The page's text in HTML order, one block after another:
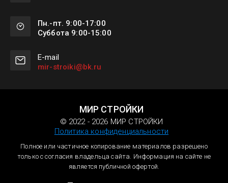
Пн.-пт. 9:00-17:00
Суббота 9:00-15:00
Е-mail
mir-stroiki@bk.ru
МИР СТРОЙКИ
© 2022 - 2026 МИР СТРОЙКИ
Политика конфиденциальности
Полное или частичное копирование материалов разрешено
только с согласия владельца сайта. Информация на сайте не
является публичной офертой.